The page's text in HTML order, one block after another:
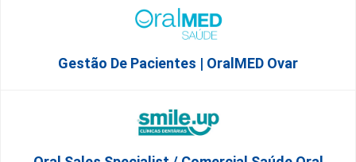
Gestão De Pacientes | OralMED Ovar